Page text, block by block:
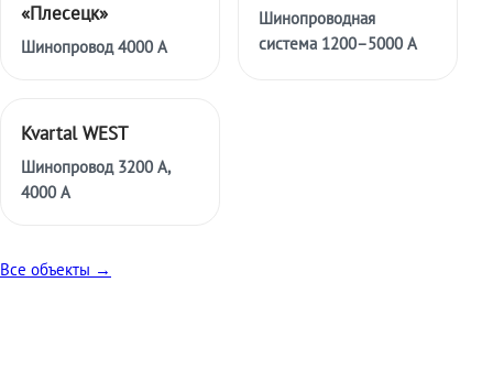
«Плесецк»
Шинопровод 4000 А
Шинопроводная
система 1200–5000 А
Kvartal WEST
Шинопровод 3200 А,
4000 А
Все объекты →